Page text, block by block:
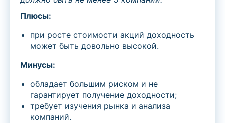
Плюсы:
при росте стоимости акций доходность
может быть довольно высокой.
Минусы:
обладает большим риском и не
гарантирует получение доходности;
требует изучения рынка и анализа
компаний.